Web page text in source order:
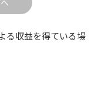
る収益を得ている場